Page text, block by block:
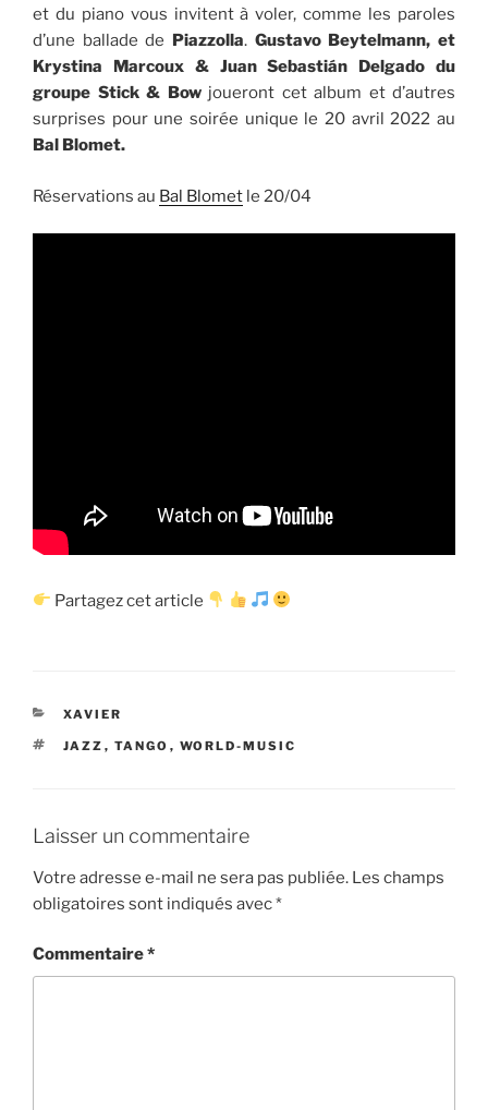
et du piano vous invitent à voler, comme les paroles
d’une ballade de Piazzolla. Gustavo Beytelmann, et
Krystina Marcoux & Juan Sebastián Delgado du
groupe Stick & Bowjoueront cet album et d’autres
surprises pour une soirée unique le 20 avril 2022 au
Bal Blomet.
Réservations au Bal Blomet le 20/04
Partagez cet article
CATÉGORIES
XAVIER
ÉTIQUETTES
JAZZ , TANGO , WORLD-MUSIC
Laisser un commentaire
Votre adresse e-mail ne sera pas publiée. Les champs
obligatoires sont indiqués avec*
Commentaire*